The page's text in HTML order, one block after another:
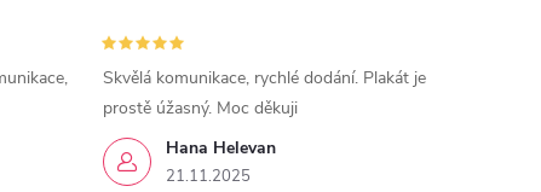
Hana Helevan
21.11.2025
Skvělá komunikace, rychlé dodání. Plakát je
prostě úžasný. Moc děkuji